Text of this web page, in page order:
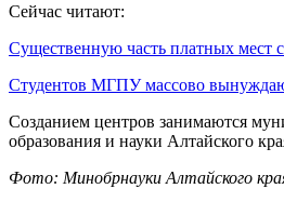
Сейчас читают:
Существенную часть платных мест
Студентов МГПУ массово
Созданием центров занимаются
образования и науки Алтайского
Фото: Минобрнауки Алтайского